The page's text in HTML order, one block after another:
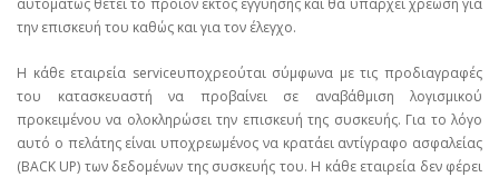
την επισκευή του καθώς και για τον έλεγχο.
Η κάθε εταιρεία serviceυποχρεούται σύμφωνα με τις προδιαγραφές
του κατασκευαστή να προβαίνει σε αναβάθμιση λογισμικού
προκειμένου να ολοκληρώσει την επισκευή της συσκευής. Για το λόγο
αυτό ο πελάτης είναι υποχρεωμένος να κρατάει αντίγραφο ασφαλείας
(BACK UP) των δεδομένων της συσκευής του. Η κάθε εταιρεία δεν φέρει